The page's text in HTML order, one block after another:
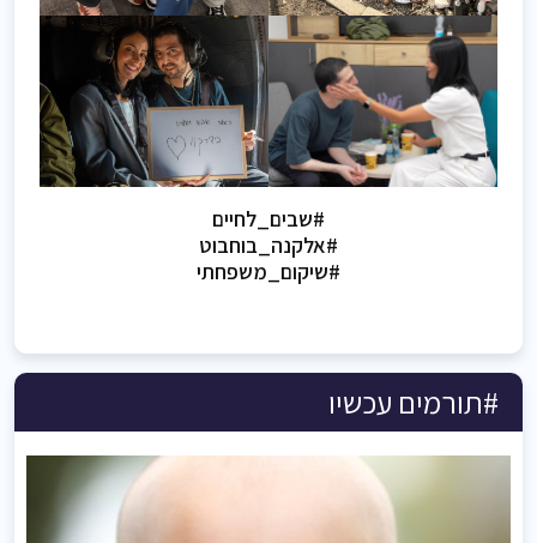
#שבים_לחיים
#אלקנה_בוחבוט
#שיקום_משפחתי
#תורמים עכשיו